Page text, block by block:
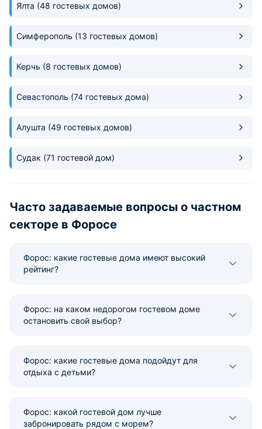
Ялта (48 гостевых домов)
Симферополь (13 гостевых домов)
Керчь (8 гостевых домов)
Севастополь (74 гостевых дома)
Алушта (49 гостевых домов)
Судак (71 гостевой дом)
Часто задаваемые вопросы о частном
секторе в Форосе
Форос: какие гостевые дома имеют высокий
рейтинг?
Форос: на каком недорогом гостевом доме
остановить свой выбор?
Форос: какие гостевые дома подойдут для
отдыха с детьми?
Форос: какой гостевой дом лучше
забронировать рядом с морем?